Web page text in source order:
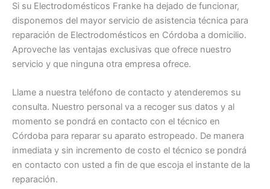
Si su Electrodomésticos Franke ha dejado de funcionar,
disponemos del mayor servicio de asistencia técnica para
reparación de Electrodomésticos en Córdoba a domicilio.
Aproveche las ventajas exclusivas que ofrece nuestro
servicio y que ninguna otra empresa ofrece.
Llame a nuestra teléfono de contacto y atenderemos su
consulta. Nuestro personal va a recoger sus datos y al
momento se pondrá en contacto con el técnico en
Córdoba para reparar su aparato estropeado. De manera
inmediata y sin incremento de costo el técnico se pondrá
en contacto con usted a fin de que escoja el instante de la
reparación.